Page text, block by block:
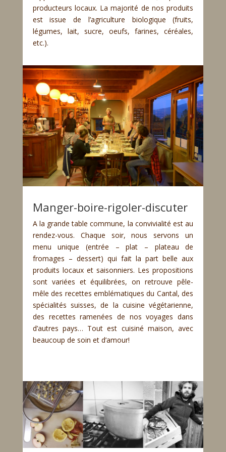
producteurs locaux. La majorité de nos produits
est issue de l’agriculture biologique (fruits,
légumes, lait, sucre, oeufs, farines, céréales,
etc.).
Manger-boire-rigoler-discuter
A la grande table commune, la convivialité est au
rendez-vous. Chaque soir, nous servons un
menu unique (entrée – plat – plateau de
fromages – dessert) qui fait la part belle aux
produits locaux et saisonniers. Les propositions
sont variées et équilibrées, on retrouve pêle-
mêle des recettes emblématiques du Cantal, des
spécialités suisses, de la cuisine végétarienne,
des recettes ramenées de nos voyages dans
d’autres pays… Tout est cuisiné maison, avec
beaucoup de soin et d’amour!